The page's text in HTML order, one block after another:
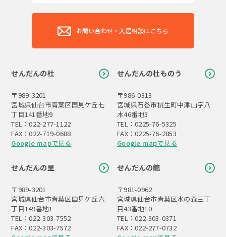
お問い合わせ・入居相談はこちら
せんだんの杜
〒989-3201
宮城県仙台市青葉区国見ケ丘七
丁目141番地9
TEL：022-277-1122
FAX：022-719-0688
Google mapで見る
せんだんの杜ものう
〒986-0313
宮城県石巻市桃生町中津山字八
木46番地3
TEL：0225-76-5325
FAX：0225-76-2853
Google mapで見る
せんだんの里
〒989-3201
宮城県仙台市青葉区国見ケ丘六
丁目149番地1
TEL：022-303-7552
FAX：022-303-7572
せんだんの館
〒981-0962
宮城県仙台市青葉区水の森三丁
目43番地10
TEL：022-303-0371
FAX：022-277-0732